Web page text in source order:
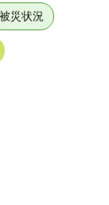
被災状況